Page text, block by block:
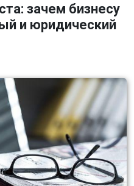
зачем бизнесу
и юридический